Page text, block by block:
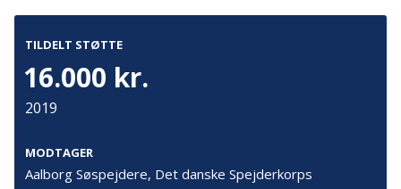
TILDELT STØTTE
16.000 kr.
2019
MODTAGER
Aalborg Søspejdere, Det danske Spejderkorps
Tilmeld nyhedsbrev
aktiviteter direkte i din indbakke.
Tilmeld